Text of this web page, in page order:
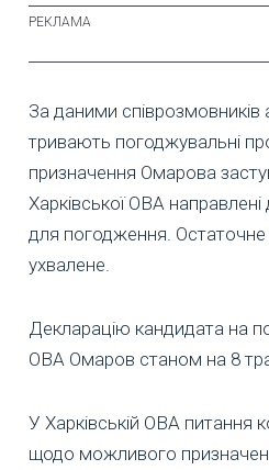
За даними співрозмовників
тривають погоджувальні
призначення Омарова
Харківської ОВА
для погодження.
ухвалене.
Декларацію кандидата на
ОВА Омаров станом на 8
У Харківській ОВА питання
щодо можливого